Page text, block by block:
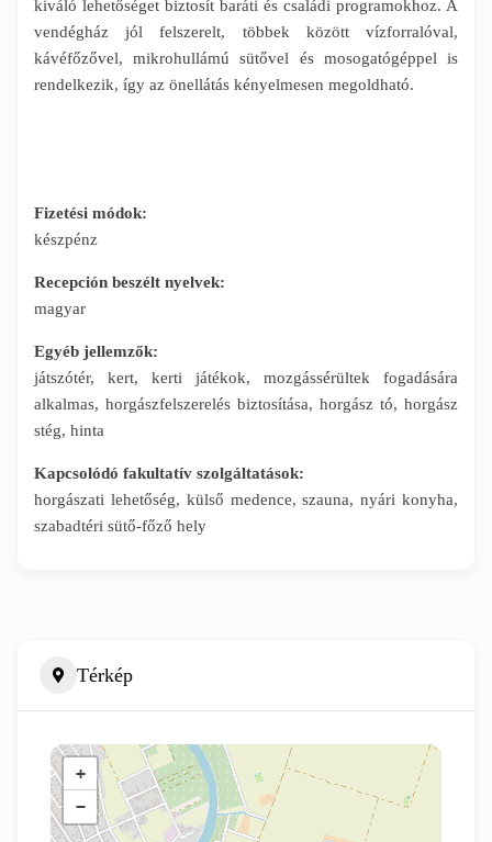
kiváló lehetőséget biztosít baráti és családi programokhoz. A
vendégház jól felszerelt, többek között vízforralóval,
kávéfőzővel, mikrohullámú sütővel és mosogatógéppel is
rendelkezik, így az önellátás kényelmesen megoldható.
Fizetési módok:
készpénz
Recepción beszélt nyelvek:
magyar
Egyéb jellemzők:
játszótér, kert, kerti játékok, mozgássérültek fogadására
alkalmas, horgászfelszerelés biztosítása, horgász tó, horgász
stég, hinta
Kapcsolódó fakultatív szolgáltatások:
horgászati lehetőség, külső medence, szauna, nyári konyha,
szabadtéri sütő-főző hely
Térkép
+
−